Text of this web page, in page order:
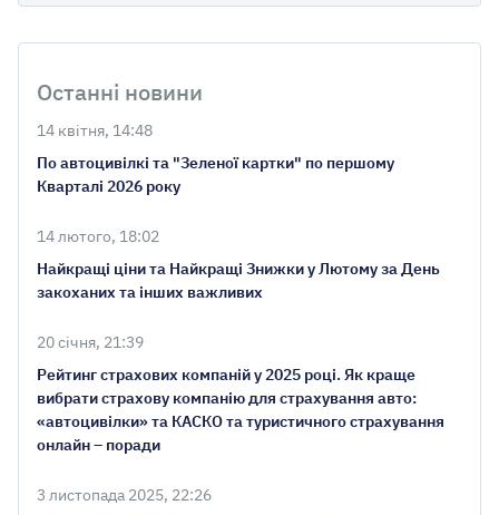
Останні новини
14 квітня, 14:48
По автоцивілкі та "Зеленої картки" по першому
Кварталі 2026 року
14 лютого, 18:02
Найкращі ціни та Найкращі Знижки у Лютому за День
закоханих та інших важливих
20 січня, 21:39
Рейтинг страхових компаній у 2025 році. Як краще
вибрати страхову компанію для страхування авто:
«автоцивілки» та КАСКО та туристичного страхування
онлайн – поради
3 листопада 2025, 22:26